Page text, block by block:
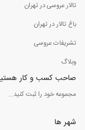
تالار عروسی در تهران
باغ تالار در تهران
تشریفات عروسی
وبلاگ
صاحب کسب و کار
مجموعه خود را ثبت کنید...
شهر ها